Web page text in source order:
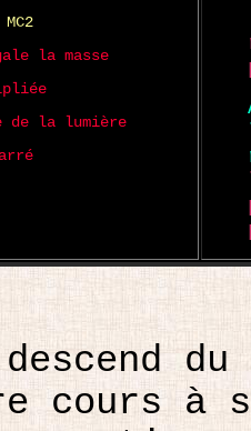
la masse
de la lumière
.
descend
cours à